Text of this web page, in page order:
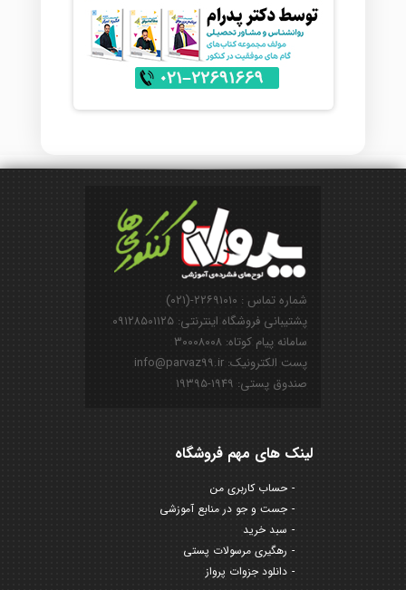
شماره تماس : ۲۲۶۹۱۰۱۰-(۰۲۱)
پشتیبانی فروشگاه اینترنتی: ۰۹۱۲۸۵۰۱۱۲۵
سامانه پیام کوتاه: ۳۰۰۰۸۰۰۸
پست الکترونیک: info@parvaz99.ir
صندوق پستی: ۱۹۴۹-۱۹۳۹۵
لینک های مهم فروشگاه
حساب کاربری من
جست و جو در منابع آموزشی
سبد خرید
رهگیری مرسولات پستی
دانلود جزوات پرواز